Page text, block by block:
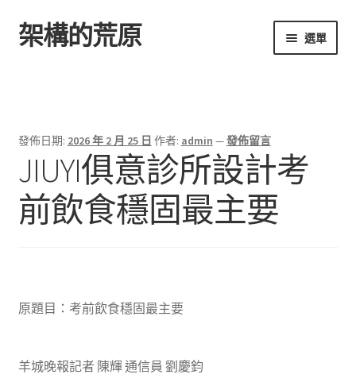
跳
至
跳
至
架構的荒原 選單
發佈日期: 2026 年 2 月 25 日 作者: admin —發佈留言
JIUYI俱意診所設計考
前飲食穩固最主要
原題目：考前飲食穩固最主要
羊城晚報記者 陳輝 通信員 劉慶鈞